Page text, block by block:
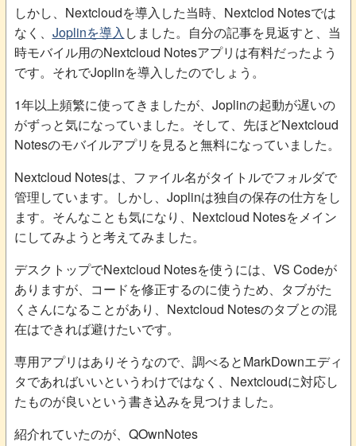
しかし、Nextcloudを導入した当時、Nextclod Notesでは
なく、 Joplinを導入 しました。自分の記事を見返すと、当
時モバイル用のNextcloud Notesアプリは有料だったよう
です。それでJoplinを導入したのでしょう。
1年以上頻繁に使ってきましたが、Joplinの起動が遅いの
がずっと気になっていました。そして、先ほどNextcloud
Notesのモバイルアプリを見ると無料になっていました。
Nextcloud Notesは、ファイル名がタイトルでフォルダで
管理しています。しかし、Joplinは独自の保存の仕方をし
ます。そんなことも気になり、Nextcloud Notesをメイン
にしてみようと考えてみました。
デスクトップでNextcloud Notesを使うには、VS Codeが
ありますが、コードを修正するのに使うため、タブがた
くさんになることがあり、Nextcloud Notesのタブとの混
在はできれば避けたいです。
専用アプリはありそうなので、調べるとMarkDownエディ
タであればいいというわけではなく、Nextcloudに対応し
たものが良いという書き込みを見つけました。
紹介れていたのが、QOwnNotes